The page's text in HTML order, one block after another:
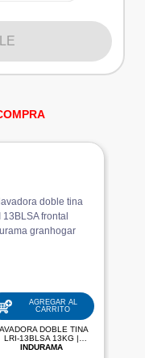
AGREGAR AL
CARRITO
DOBLE TINA
INDURAMA